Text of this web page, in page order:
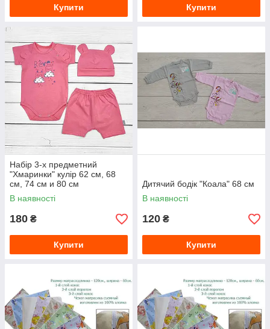
Купити Купити
Набір 3-х предметний
"Хмаринки" кулір 62 см, 68
см, 74 см и 80 см
В наявності
180 ₴
Купити
Дитячий бодік "Коала" 68 см
В наявності
120 ₴
Купити